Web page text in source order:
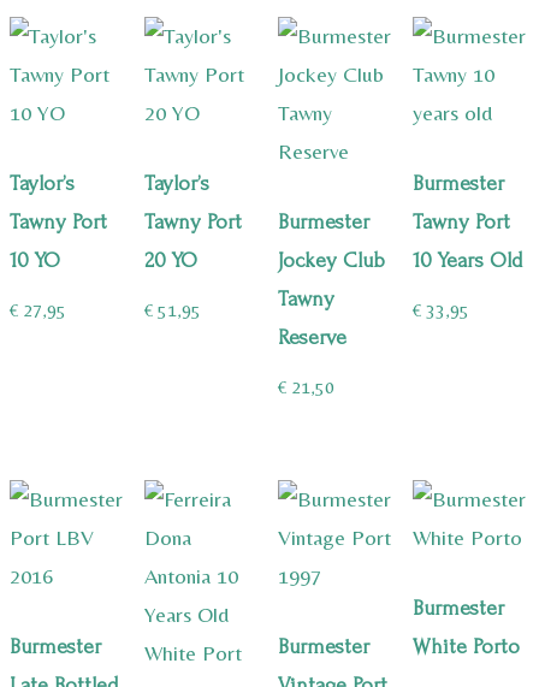
Taylor’s
Tawny Port
10 YO
€ 27,95
Taylor’s
Tawny Port
20 YO
€51,95
Burmester
Jockey Club
Tawny
Reserve
€ 21,50
Burmester
Tawny Port
10 Years Old
€33,95
Burmester
Burmester
Burmester
White Porto